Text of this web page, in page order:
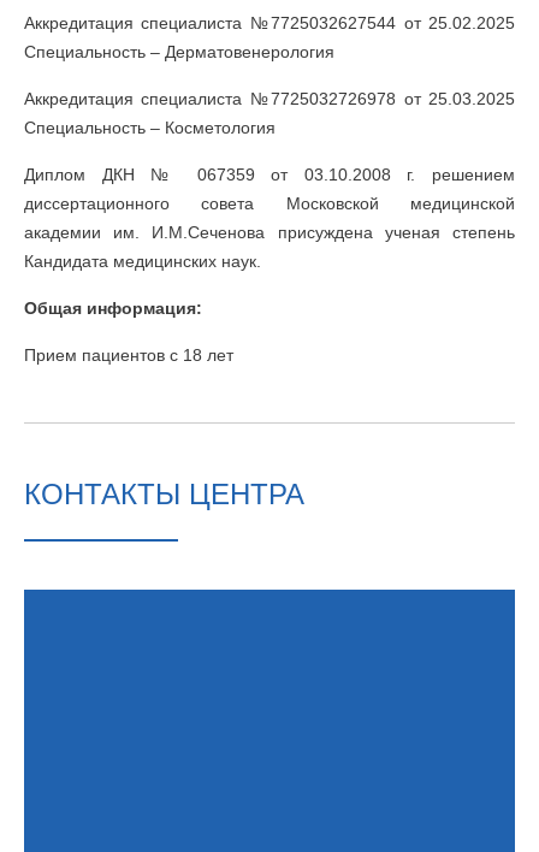
Аккредитация специалиста №7725032627544 от 25.02.2025
Специальность – Дерматовенерология
Аккредитация специалиста №7725032726978 от 25.03.2025
Специальность – Косметология
Диплом ДКН № 067359 от 03.10.2008 г. решением
диссертационного совета Московской медицинской
академии им. И.М.Сеченова присуждена ученая степень
Кандидата медицинских наук.
Общая информация:
Прием пациентов с 18 лет
КОНТАКТЫ ЦЕНТРА